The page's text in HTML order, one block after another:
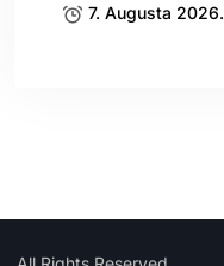
7. Augusta 2026.